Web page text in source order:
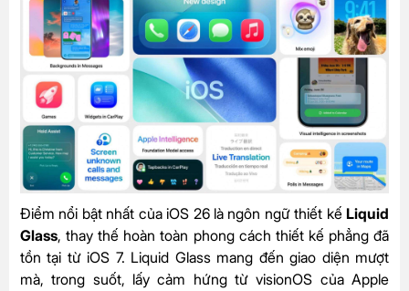
Điểm nổi bật nhất của iOS 26 là ngôn ngữ thiết kế Liquid
Glass, thay thế hoàn toàn phong cách thiết kế phẳng đã
tồn tại từ iOS 7. Liquid Glass mang đến giao diện mượt
mà, trong suốt, lấy cảm hứng từ visionOS của Apple